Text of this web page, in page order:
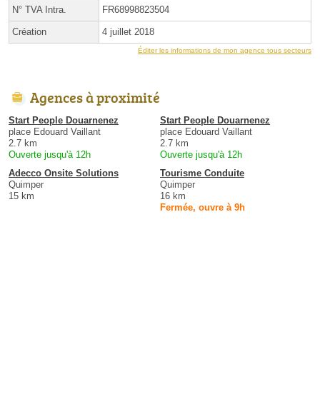
N° TVA Intra. FR68998823504
Création 4 juillet 2018
Éditer les informations de mon agence tous secteurs
Agences à proximité
Start People Douarnenez
place Edouard Vaillant
2.7 km
Ouverte jusqu'à 12h
Start People Douarnenez
place Edouard Vaillant
2.7 km
Ouverte jusqu'à 12h
Adecco Onsite Solutions
Quimper
15 km
Tourisme Conduite
Quimper
16 km
Fermée, ouvre à 9h